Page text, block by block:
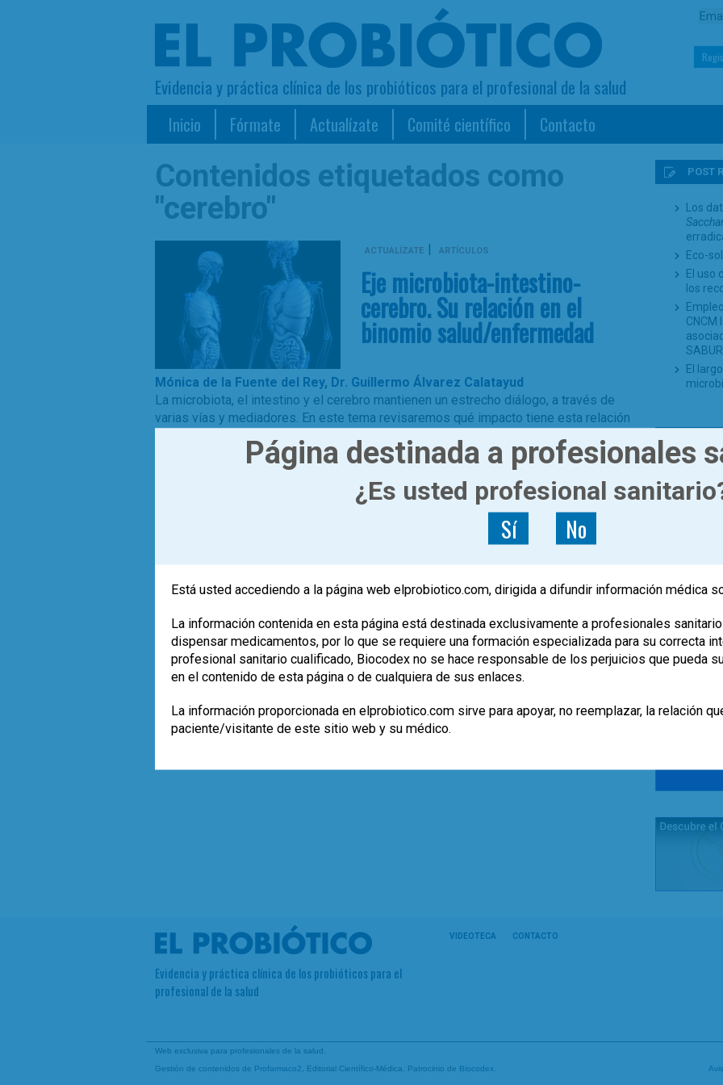
Evidencia y práctica clínica de los probióticos para el profesional de la salud
Inicio Fórmate Actualízate Comité científico Contacto
Contenidos etiquetados como
"cerebro"
ACTUALÍZATE | ARTÍCULOS
Eje microbiota-intestino-
cerebro. Su relación en el
binomio salud/enfermedad
Mónica de la Fuente del Rey, Dr. Guillermo Álvarez Calatayud
La microbiota, el intestino y el cerebro mantienen un estrecho diálogo, a través de
varias vías y mediadores. En este tema revisaremos qué impacto tiene esta relación
cerebro,microbiota 0
POST
Los
Eco-
El uso
los
CNCM
El
TE
pero
Y de
Evidencia y práctica clínica de los probióticos para el
profesional de la salud
VIDEOTECA CONTACTO
Web exclusiva para profesionales de la salud.
Gestión de contenidos de Profarmaco2 , Editorial Científico-Médica. Patrocinio de Biocodex
Página destinada a profesionales
¿Es usted profesional
Sí No
Está usted accediendo a la página web elprobiotico.com, dirigida a difundir información médica
La información contenida en esta página está destinada exclusivamente a profesionales
dispensar medicamentos, por lo que se requiere una formación especializada para su correcta
profesional sanitario cualificado, Biocodex no se hace responsable de los perjuicios que pueda
en el contenido de esta página o de cualquiera de sus enlaces.
La información proporcionada en elprobiotico.com sirve para apoyar, no reemplazar, la relación
paciente/visitante de este sitio web y su médico.